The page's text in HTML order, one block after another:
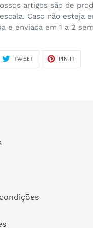
artigos são de
Caso não esteja
e enviada em 1 a 2
TWEETTWEET
PIN IT